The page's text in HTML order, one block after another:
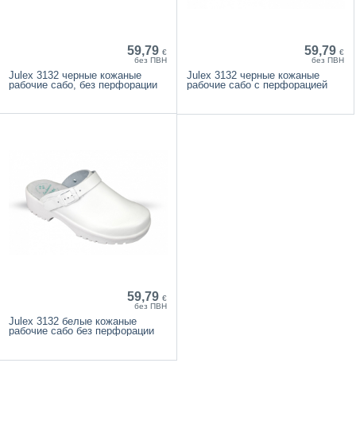
59,79 €
без ПВН
Julex 3132 черные кожаные
рабочие сабо, без перфорации
59,79 €
без ПВН
Julex 3132 черные кожаные
рабочие сабо с перфорацией
59,79 €
без ПВН
Julex 3132 белые кожаные
рабочие сабо без перфорации